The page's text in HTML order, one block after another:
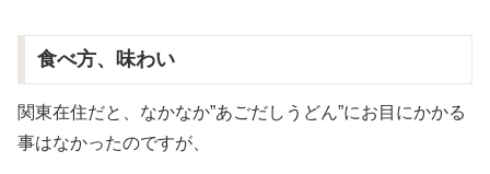
食べ方、味わい
関東在住だと、なかなか”あごだしうどん”にお目にかかる
事はなかったのですが、